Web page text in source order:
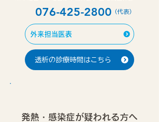
076-425-2800 （代表）
外来担当医表
透析の診療時間はこちら
発熱・感染症が疑われる方へ